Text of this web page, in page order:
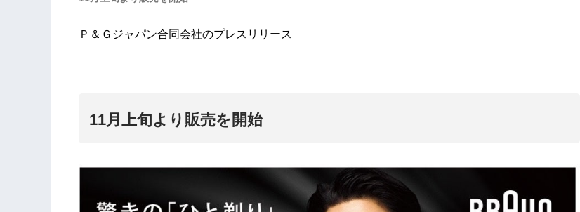
Ｐ＆Ｇジャパン合同会社のプレスリリース
11月上旬より販売を開始